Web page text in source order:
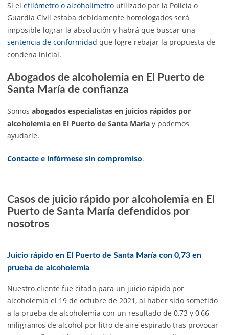
Si el etilómetro o alcoholímetro utilizado por la Policía o
Guardia Civil estaba debidamente homologados será
imposible lograr la absolución y habrá que buscar una
sentencia de conformidad que logre rebajar la propuesta de
condena inicial.
Abogados de alcoholemia en El Puerto de
Santa María de confianza
Somos abogados especialistas en juicios rápidos por
alcoholemia en El Puerto de Santa María y podemos
ayudarle.
Contacte e infórmese sin compromiso.
Casos de juicio rápido por alcoholemia en El
Puerto de Santa María defendidos por
nosotros
Juicio rápido en El Puerto de Santa María con 0,73 en
prueba de alcoholemia
Nuestro cliente fue citado para un juicio rápido por
alcoholemia el 19 de octubre de 2021, al haber sido sometido
a la prueba de alcoholemia con un resultado de 0,73 y 0,66
miligramos de alcohol por litro de aire espirado tras provocar